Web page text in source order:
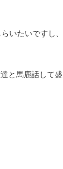
いたいですし
と馬鹿話して